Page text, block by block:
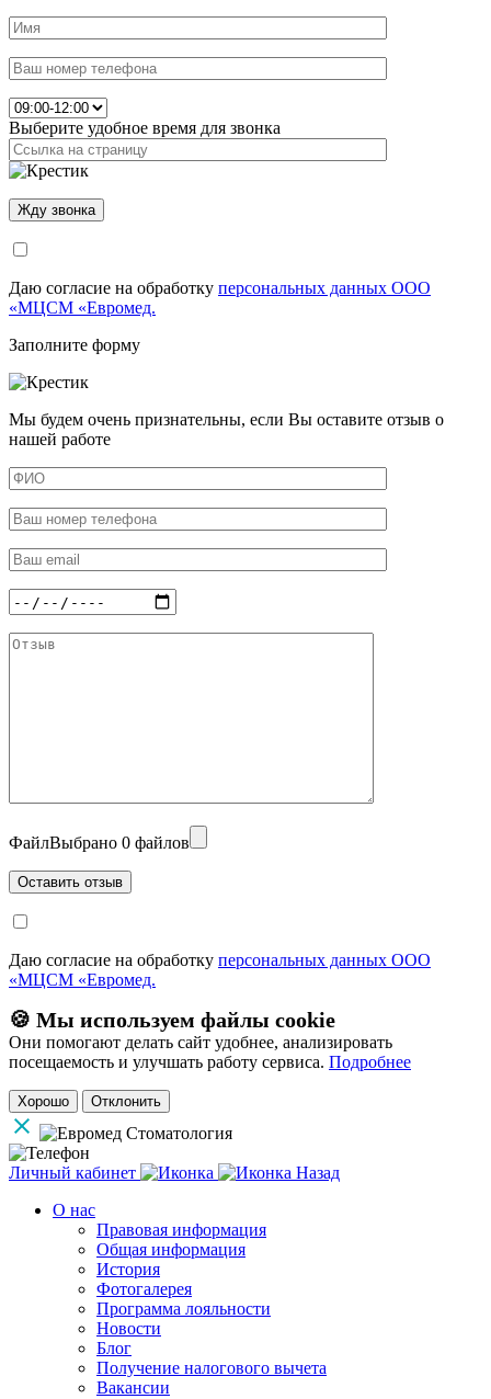
Выберите удобное время для звонка
Даю согласие на обработку персональных данных ООО
«МЦСМ «Евромед.
Заполните форму
Мы будем очень признательны, если Вы оставите отзыв о
нашей работе
ФайлВыбрано 0 файлов
Даю согласие на обработку персональных данных ООО
«МЦСМ «Евромед.
🍪 Мы используем файлы cookie
Они помогают делать сайт удобнее, анализировать
посещаемость и улучшать работу сервиса. Подробнее
Хорошо Отклонить
Личный кабинет
Назад
О нас
Правовая информация
Общая информация
История
Фотогалерея
Программа лояльности
Новости
Блог
Получение налогового вычета
Вакансии